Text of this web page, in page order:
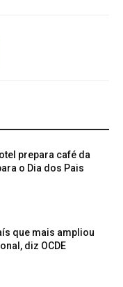
prepara café da
o Dia dos Pais
que mais ampliou
diz OCDE